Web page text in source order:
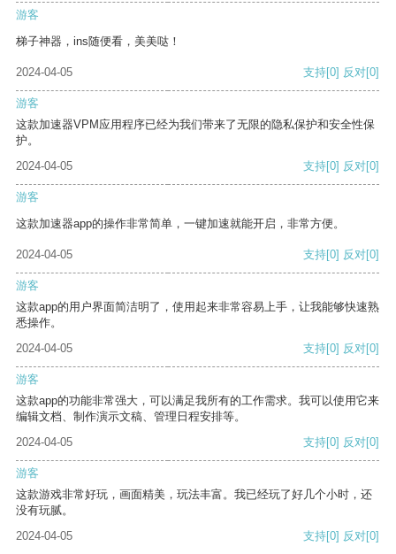
游客
梯子神器，ins随便看，美美哒！
2024-04-05 支持[0] 反对[0]
游客
这款加速器VPM应用程序已经为我们带来了无限的隐私保护和安全性保
护。
2024-04-05
支持[0] 反对[0]
游客
这款加速器app的操作非常简单，一键加速就能开启，非常方便。
2024-04-05 支持[0] 反对[0]
游客
这款app的用户界面简洁明了，使用起来非常容易上手，让我能够快速熟
悉操作。
2024-04-05
支持[0] 反对[0]
游客
这款app的功能非常强大，可以满足我所有的工作需求。我可以使用它来
编辑文档、制作演示文稿、管理日程安排等。
2024-04-05
支持[0] 反对[0]
游客
这款游戏非常好玩，画面精美，玩法丰富。我已经玩了好几个小时，还
没有玩腻。
2024-04-05
支持[0] 反对[0]